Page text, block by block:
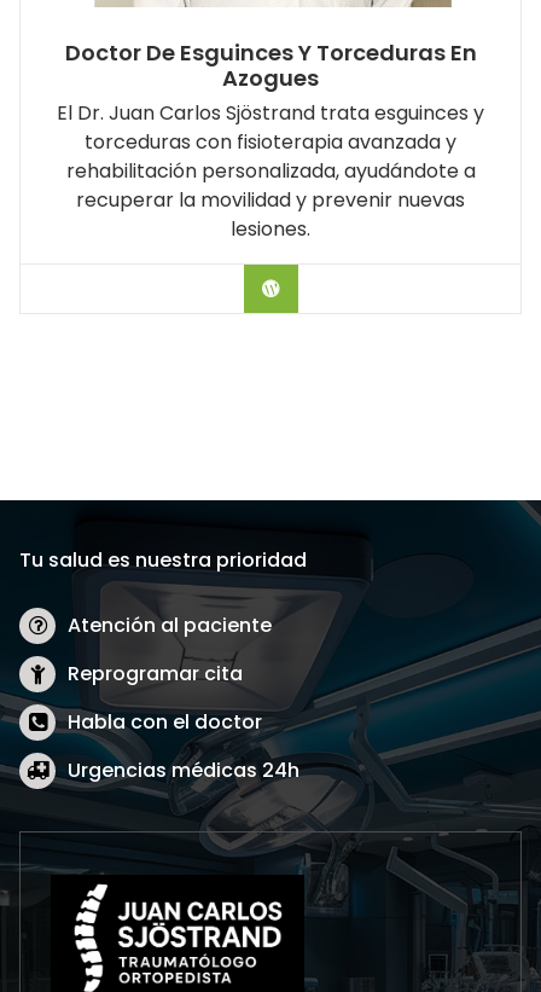
Doctor De Esguinces Y Torceduras En
Azogues
El Dr. Juan Carlos Sjöstrand trata esguinces y
torceduras con fisioterapia avanzada y
rehabilitación personalizada, ayudándote a
recuperar la movilidad y prevenir nuevas
lesiones.
Hablar con el Doctor
Tu salud es nuestra prioridad
Atención al paciente
Reprogramar cita
Habla con el doctor
Urgencias médicas 24h